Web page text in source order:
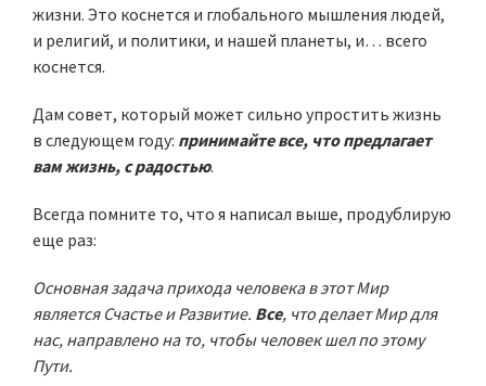
жизни. Это коснется и глобального мышления людей,
и религий, и политики, и нашей планеты, и… всего
коснется.
Дам совет, который может сильно упростить жизнь
в следующем году: принимайте все, что предлагает
вам жизнь, с радостью.
Всегда помните то, что я написал выше, продублирую
еще раз:
Основная задача прихода человека в этот Мир
является Счастье и Развитие. Все, что делает Мир для
нас, направлено на то, чтобы человек шел по этому
Пути.